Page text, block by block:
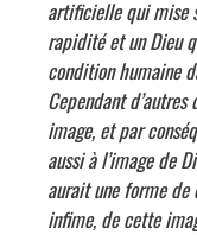
artificielle qui mise
rapiditéet un Dieu
condition humaine
Cependant
image, et par
aussi àl’image de
aurait une forme de
infime, de cette